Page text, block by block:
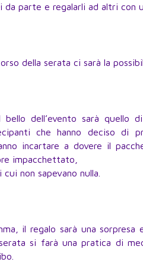
da parte e regalarli ad altri con
della serata ci sarà la
bello dell’evento sarà quello
che hanno deciso di
incartare a dovere il
impacchettato,
cui non sapevano nulla.
il regalo sarà una
si farà una pratica di